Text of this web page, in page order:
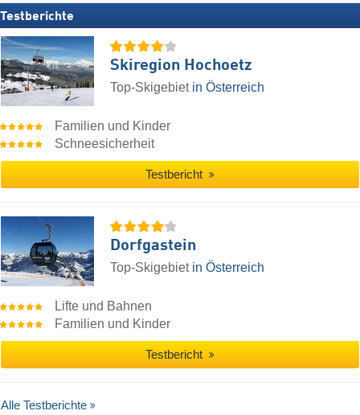
Testberichte
Skiregion Hochoetz
Top-Skigebiet in Österreich
Familien und Kinder
Schneesicherheit
Testbericht
Dorfgastein
Top-Skigebiet in Österreich
Lifte und Bahnen
Familien und Kinder
Testbericht
Alle Testberichte